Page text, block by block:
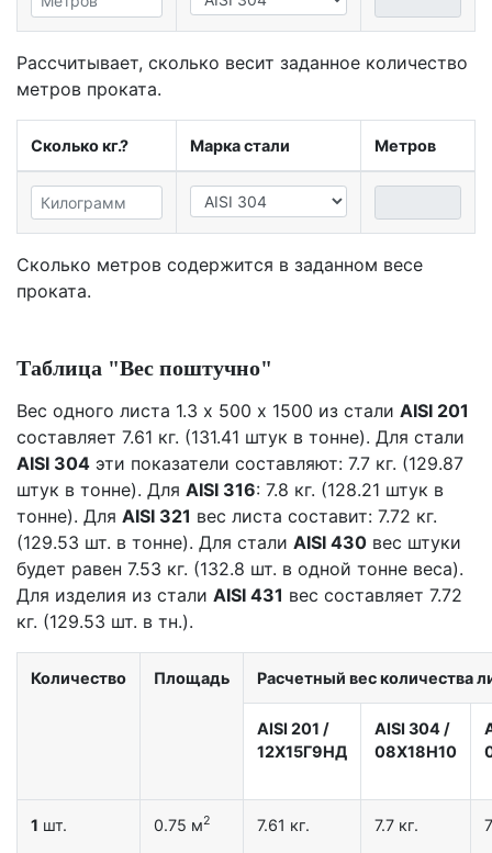
Рассчитывает, сколько весит заданное количество
метров проката.
Сколько кг.? Марка стали Метров
Сколько метров содержится в заданном весе
проката.
Таблица "Вес поштучно"
Вес одного листа 1.3 х 500 х 1500 из стали AISI 201
составляет 7.61 кг. (131.41 штук в тонне). Для стали
AISI 304 эти показатели составляют: 7.7 кг. (129.87
штук в тонне). Для AISI 316: 7.8 кг. (128.21 штук в
тонне). Для AISI 321 вес листа составит: 7.72 кг.
(129.53 шт. в тонне). Для стали AISI 430 вес штуки
будет равен 7.53 кг. (132.8 шт. в одной тонне веса).
Для изделия из стали AISI 431 вес составляет 7.72
кг. (129.53 шт. в тн.).
Количество Площадь Расчетный вес количества
AISI 201 /
12X15Г9НД
AISI 304 /
08Х18Н10
1 шт. 0.75 м2 7.61 кг. 7.7 кг.